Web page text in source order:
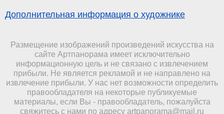
Дополнительная информация о художнике
Размещение изображений произведений искусства на
сайте Артпанорама имеет исключительно
информационную цель и не связано с извлечением
прибыли. Не является рекламой и не направлено на
извлечение прибыли. У нас нет возможности определить
правообладателя на некоторые публикуемые
материалы, если Вы - правообладатель, пожалуйста
свяжитесь с нами по адресу artpanorama@mail.ru